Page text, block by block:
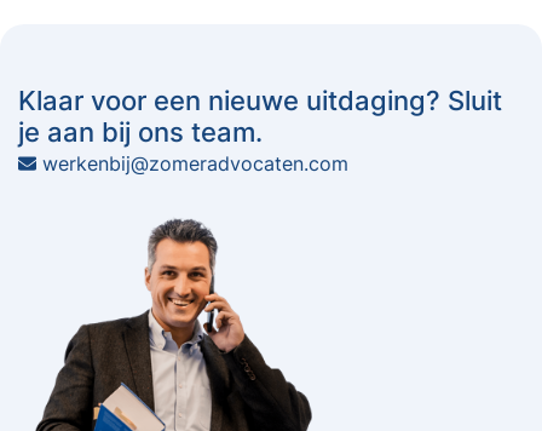
Klaar voor een nieuwe uitdaging? Sluit
je aan bij ons team.
werkenbij@zomeradvocaten.com